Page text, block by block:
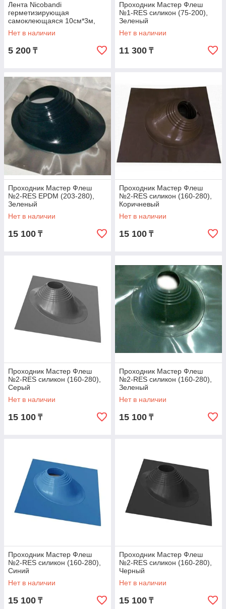
Лента Nicobandi
герметизирующая
самоклеющаяся 10см*3м,
зеленая
Нет в наличии
5 200 ₸
Проходник Мастер Флеш
№1-RES силикон (75-200),
Зеленый
Нет в наличии
11 300 ₸
Проходник Мастер Флеш
№2-RES EPDM (203-280),
Зеленый
Нет в наличии
15 100 ₸
Проходник Мастер Флеш
№2-RES силикон (160-280),
Коричневый
Нет в наличии
15 100 ₸
Проходник Мастер Флеш
№2-RES силикон (160-280),
Серый
Нет в наличии
15 100 ₸
Проходник Мастер Флеш
№2-RES силикон (160-280),
Зеленый
Нет в наличии
15 100 ₸
Проходник Мастер Флеш
№2-RES силикон (160-280),
Синий
Нет в наличии
15 100 ₸
Проходник Мастер Флеш
№2-RES силикон (160-280),
Черный
Нет в наличии
15 100 ₸